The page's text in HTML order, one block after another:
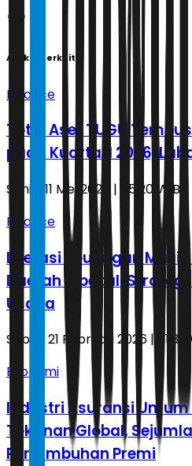
Artikel Terkait
Finance
Total Aset TUGU
pada Kuartal I 2026,
Senin, 11 Mei 2026 | 05.20 WIB
Finance
Literasi Keuangan Masih
Daerah Dibekali
Usaha
Sabtu, 21 Februari 2026 | 01.35
Ekonomi
Industri Asuransi
Tekanan Global,
Pertumbuhan Premi